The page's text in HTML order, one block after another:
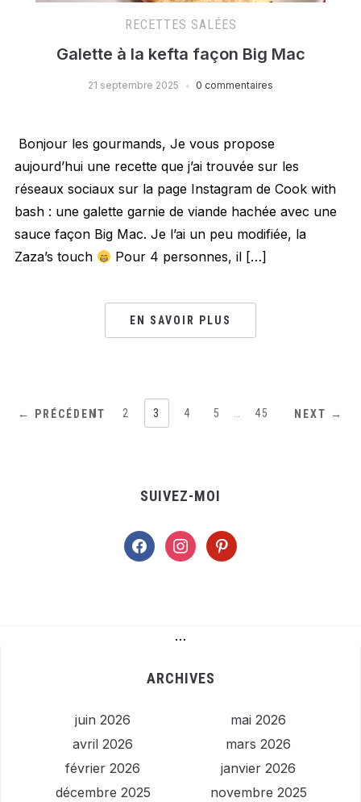
RECETTES SALÉES
Galette à la kefta façon Big Mac
21 septembre 2025 0 commentaires
Bonjour les gourmands, Je vous propose
aujourd’hui une recette que j’ai trouvée sur les
réseaux sociaux sur la page Instagram de Cook with
bash : une galette garnie de viande hachée avec une
sauce façon Big Mac. Je l’ai un peu modifiée, la
Zaza’s touch
Pour 4 personnes, il […]
EN SAVOIR PLUS
← PRÉCÉDENT
1 2 3 4 5 45 NEXT →
SUIVEZ-MOI
facebookinstagrampinterest
…
ARCHIVES
juin 2026
mai 2026
avril 2026
mars 2026
février 2026
janvier 2026
décembre 2025
novembre 2025